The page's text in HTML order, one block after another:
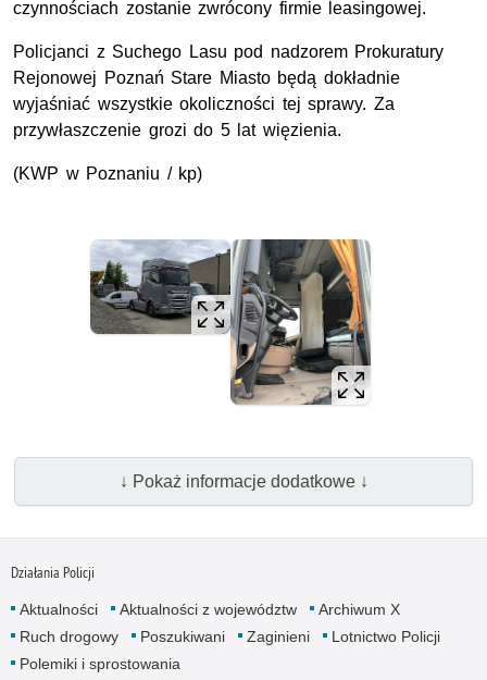
czynnościach zostanie zwrócony firmie leasingowej.
Policjanci z Suchego Lasu pod nadzorem Prokuratury
Rejonowej Poznań Stare Miasto będą dokładnie
wyjaśniać wszystkie okoliczności tej sprawy. Za
przywłaszczenie grozi do 5 lat więzienia.
(KWP w Poznaniu / kp)
↓ Pokaż informacje dodatkowe ↓
Działania Policji
Aktualności Aktualności z województw
Archiwum X
Ruch drogowy
Poszukiwani Zaginieni
Lotnictwo Policji
Polemiki i sprostowania